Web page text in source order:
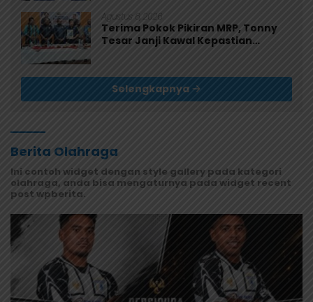
Agustus 6, 2026
Terima Pokok Pikiran MRP, Tonny
Tesar Janji Kawal Kepastian
Selengkapnya
Berita Olahraga
Ini contoh widget dengan style gallery pada kategori
olahraga, anda bisa mengaturnya pada widget recent
post wpberita.